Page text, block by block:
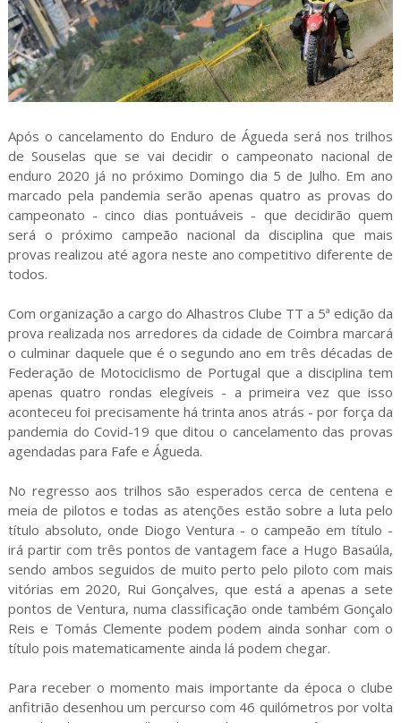
Após o cancelamento do Enduro de Águeda será nos trilhos
de Souselas que se vai decidir o campeonato nacional de
enduro 2020 já no próximo Domingo dia 5 de Julho. Em ano
marcado pela pandemia serão apenas quatro as provas do
campeonato - cinco dias pontuáveis - que decidirão quem
será o próximo campeão nacional da disciplina que mais
provas realizou até agora neste ano competitivo diferente de
todos.
Com organização a cargo do Alhastros Clube TT a 5ª edição da
prova realizada nos arredores da cidade de Coimbra marcará
o culminar daquele que é o segundo ano em três décadas de
Federação de Motociclismo de Portugal que a disciplina tem
apenas quatro rondas elegíveis - a primeira vez que isso
aconteceu foi precisamente há trinta anos atrás - por força da
pandemia do Covid-19 que ditou o cancelamento das provas
agendadas para Fafe e Águeda.
No regresso aos trilhos são esperados cerca de centena e
meia de pilotos e todas as atenções estão sobre a luta pelo
título absoluto, onde Diogo Ventura - o campeão em título -
irá partir com três pontos de vantagem face a Hugo Basaúla,
sendo ambos seguidos de muito perto pelo piloto com mais
vitórias em 2020, Rui Gonçalves, que está a apenas a sete
pontos de Ventura, numa classificação onde também Gonçalo
Reis e Tomás Clemente podem podem ainda sonhar com o
título pois matematicamente ainda lá podem chegar.
Para receber o momento mais importante da época o clube
anfitrião desenhou um percurso com 46 quilómetros por volta